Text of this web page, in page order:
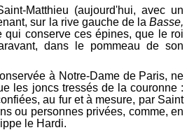
Matthieu (aujourd'hui, avec un
sur la rive gauche de la Basse,
qui conserve ces épines, que le roi
dans le pommeau de son
à Notre-Dame de Paris, ne
les joncs tressés de la couronne :
au fur et à mesure, par Saint
ou personnes privées, comme, en
le Hardi.